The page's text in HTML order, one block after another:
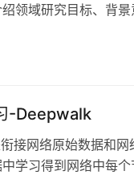
领域研究目标、背
-Deepwalk
网络原始数据和网
学习得到网络中每